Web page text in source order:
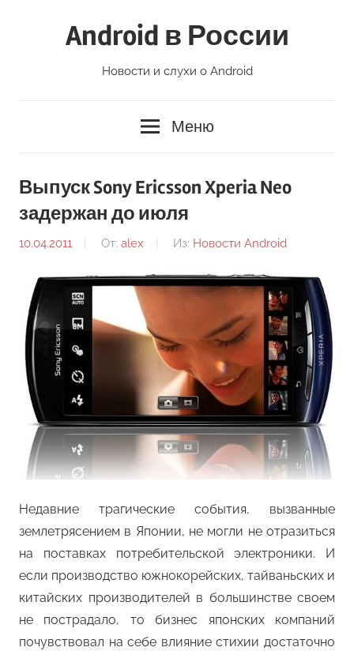
Android в России
Новости и слухи о Android
Меню
Выпуск Sony Ericsson Xperia Neo
задержан до июля
10.04.2011 От: alex Из: Новости Android
Недавние трагические события, вызванные
землетрясением в Японии, не могли не отразиться
на поставках потребительской электроники. И
если производство южнокорейских, тайваньских и
китайских производителей в большинстве своем
не пострадало, то бизнес японских компаний
почувствовал на себе влияние стихии достаточно